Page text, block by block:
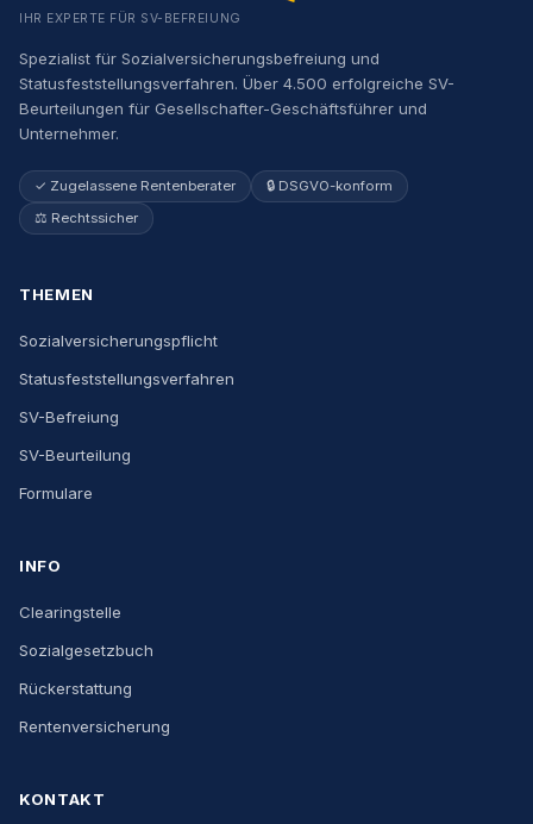
IHR EXPERTE FÜR SV-BEFREIUNG
Spezialist für Sozialversicherungsbefreiung und
Statusfeststellungsverfahren. Über 4.500 erfolgreiche SV-
Beurteilungen für Gesellschafter-Geschäftsführer und
Unternehmer.
✓ Zugelassene Rentenberater
🔒 DSGVO-konform
⚖️ Rechtssicher
THEMEN
Sozialversicherungspflicht
Statusfeststellungsverfahren
SV-Befreiung
SV-Beurteilung
Formulare
INFO
Clearingstelle
Sozialgesetzbuch
Rückerstattung
Rentenversicherung
KONTAKT